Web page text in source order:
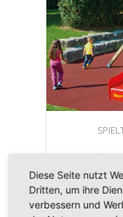
Diese Seite nutzt
Dritten, um ihre
verbessern und